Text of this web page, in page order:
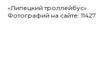
«Липецкий троллейбус»
Фотографий на сайте: 11427